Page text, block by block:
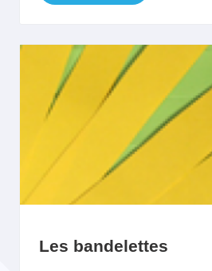
Les bandelettes